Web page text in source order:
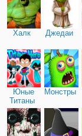
Халк Джедаи
Юные
Титаны
Монстры